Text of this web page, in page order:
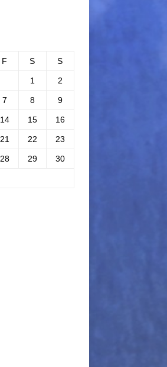
F S S
1 2
7 8 9
14 15 16
21 22 23
28 29 30